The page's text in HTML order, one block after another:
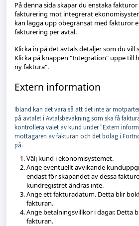
På denna sida skapar du enstaka
fakturering mot integrerat
kan lägga upp obegränsat med fakturor
fakturering per avtal.
Klicka in på det avtals detaljer som du vill
Klicka på knappen "Integration" uppe till
ny faktura".
Extern information
Ibland kan det vara så att det inte är
på avtalet i Avtalsbevakning som ska få
kontrollera valet av kund under "Extern
mottagaren av fakturan och det bolag i
på.
Välj kund i ekonomisystemet.
Ange eventuellt avvikande
endast för skapandet av dessa
kundregistret ändras inte.
Ange ett fakturadatum. Detta blir
fakturan.
Ange betalningsvillkor i dagar. Detta
fakturan.